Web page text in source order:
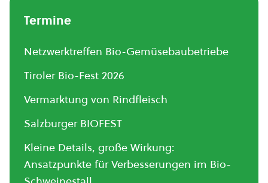
Termine
Netzwerktreffen Bio-Gemüsebaubetriebe
Tiroler Bio-Fest 2026
Vermarktung von Rindfleisch
Salzburger BIOFEST
Kleine Details, große Wirkung:
Ansatzpunkte für Verbesserungen im Bio-